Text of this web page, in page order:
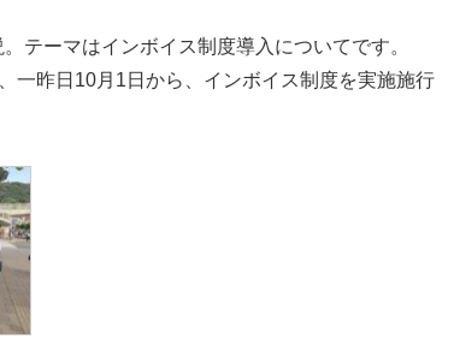
テーマはインボイス制度導入についてです。
一昨日10月1日から、インボイス制度を実施施行